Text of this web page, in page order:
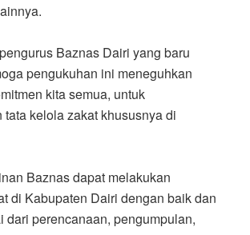
Baznas Dairi yang baru
pengukuhan ini meneguhkan
kita semua, untuk
tata kelola zakat khususnya di
Baznas dapat melakukan
di Kabupaten Dairi dengan baik dan
dari perencanaan, pengumpulan,